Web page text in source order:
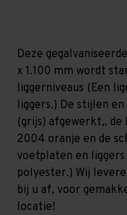
-
Licht
-
T80
-
Licht
-
T80
Deze
x 1.100 mm wordt
liggerniveaus (Een
liggers.) De stijlen
(grijs) afgewerkt,,
2004 oranje en de
voetplaten en
polyester.) Wij
bij u af, voor
locatie!